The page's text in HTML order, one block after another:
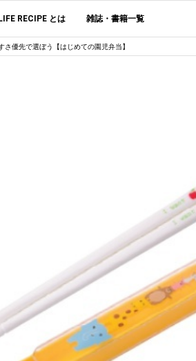
RECIPE とは 雑誌・書籍一覧
優先で選ぼう【はじめての園児弁当】